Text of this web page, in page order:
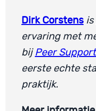
Dirk Corstens is
ervaring met
bij Peer
eerste echte
praktijk.